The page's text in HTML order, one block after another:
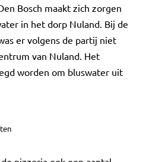
Bosch maakt zich zorgen
in het dorp Nuland. Bij de
er volgens de partij niet
van Nuland. Het
worden om bluswater uit